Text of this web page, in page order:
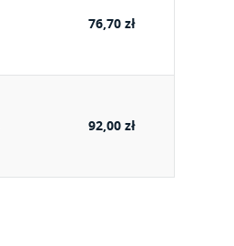
76,70 zł
92,00 zł